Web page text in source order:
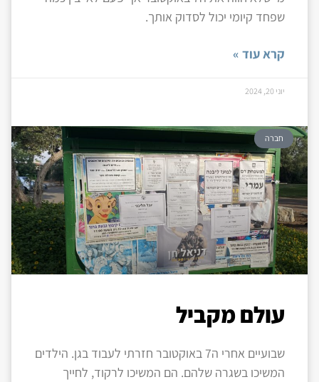
שפחד קיומי יכול לסדוק אותך.
קרא עוד »
יוני 20, 2024
חברה
עולם מקביל
שבועיים אחרי ה7 באוקטובר חזרתי לעבוד בגן. הילדים
המשיכו בשגרה שלהם. הם המשיכו לרקוד, לחייך